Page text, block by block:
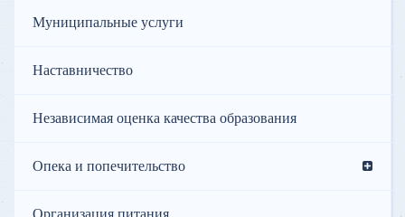
Муниципальные услуги
Наставничество
Независимая оценка качества образования
Опека и попечительство